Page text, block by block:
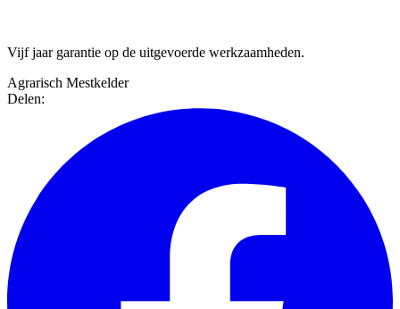
Vijf jaar garantie op de uitgevoerde werkzaamheden.
Agrarisch Mestkelder
Delen: